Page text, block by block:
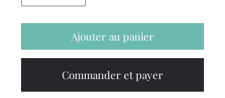
Ajouter au panier
Commander et payer